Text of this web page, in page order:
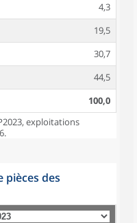
4,3
19,5
30,7
44,5
100,0
exploitations
pièces des